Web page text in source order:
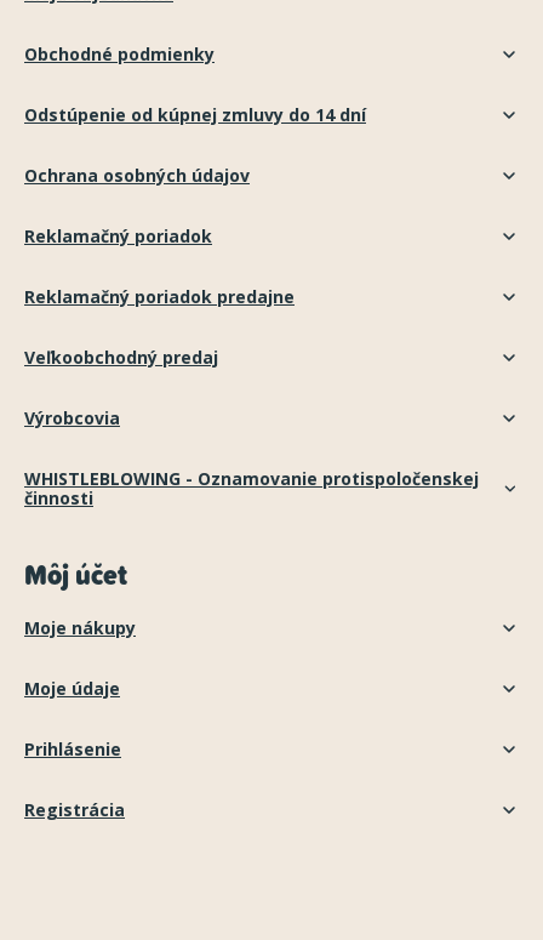
Obchodné podmienky
Odstúpenie od kúpnej zmluvy do 14 dní
Ochrana osobných údajov
Reklamačný poriadok
Reklamačný poriadok predajne
Veľkoobchodný predaj
Výrobcovia
WHISTLEBLOWING - Oznamovanie protispoločenskej
činnosti
Môj účet
Moje nákupy
Moje údaje
Prihlásenie
Registrácia